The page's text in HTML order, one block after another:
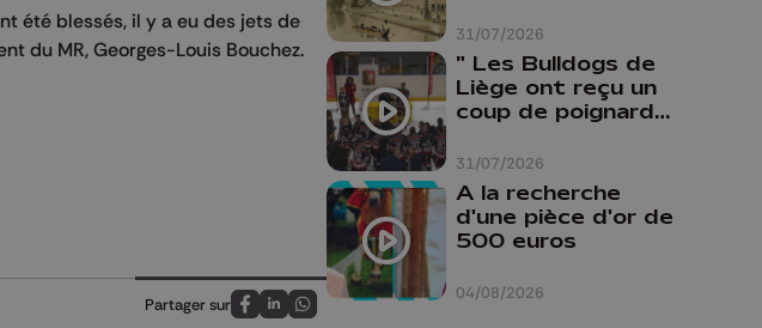
été blessés, il y a eu des jets de
du MR, Georges-Louis Bouchez.
Partager sur
Partagez sur FaceBook
Partagez sur LinkedIn
Partagez sur Whatsapp
31/07/2026
31/07/2026
" Les Bulldogs de
Liège ont reçu un
coup de poignard
04/08/2026
A la recherche
d'une pièce d'or de
500 euros